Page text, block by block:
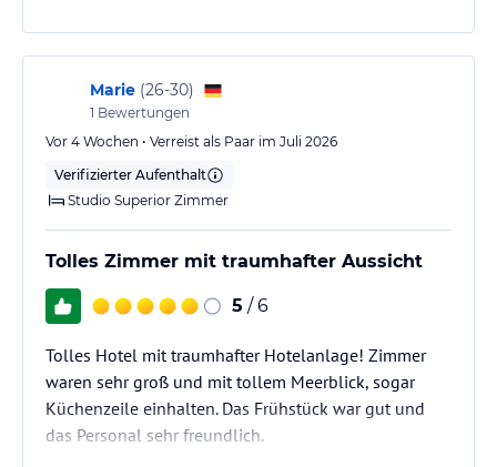
Marie (26-30)
1 Bewertungen
Vor 4 Wochen • Verreist als Paar im Juli 2026
Verifizierter Aufenthalt
Studio Superior Zimmer
Tolles Zimmer mit traumhafter Aussicht
5 / 6
Tolles Hotel mit traumhafter Hotelanlage! Zimmer
waren sehr groß und mit tollem Meerblick, sogar
Küchenzeile einhalten. Das Frühstück war gut und
das Personal sehr freundlich.